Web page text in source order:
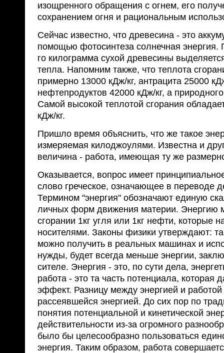
изощренно­го обращения с огнем, его
сохранени­ем огня и рациональным
Сейчас известно, что древесина - это
помощью фотосинтеза солнечная
го килограмма сухой древесины
тепла. Напомним также, что теплота
примерно 13000 кДж/кг, антрацита 25000
нефтепродуктов 42000 кДж/кг, а
Самой высокой теплотой сгорания
кДж/кг.
Пришло время объяснить, что же такое
измеряемая килоджоулями. Известна и
величина - работа, имеющая ту же
Оказывается, вопрос имеет
слово греческое, означающее в переводе
Термином "энергия" обозначают единую
личных форм движения материи. Энергию
сгорании 1кг угля или 1кг нефти, которые
носителями. Законы физики утверждают:
можно получить в реальных машинах и
нужды, будет всегда меньше энергии,
сителе. Энергия - это, по сути дела,
работа - это та часть потенциала, которая
эффект. Разницу между энергией и
рассеявшейся энергией. До сих пор по
понятия потен­циальной и кинетической
действительности из-за огромного
было бы целесооб­разно пользоваться
энергия. Таким образом, работа